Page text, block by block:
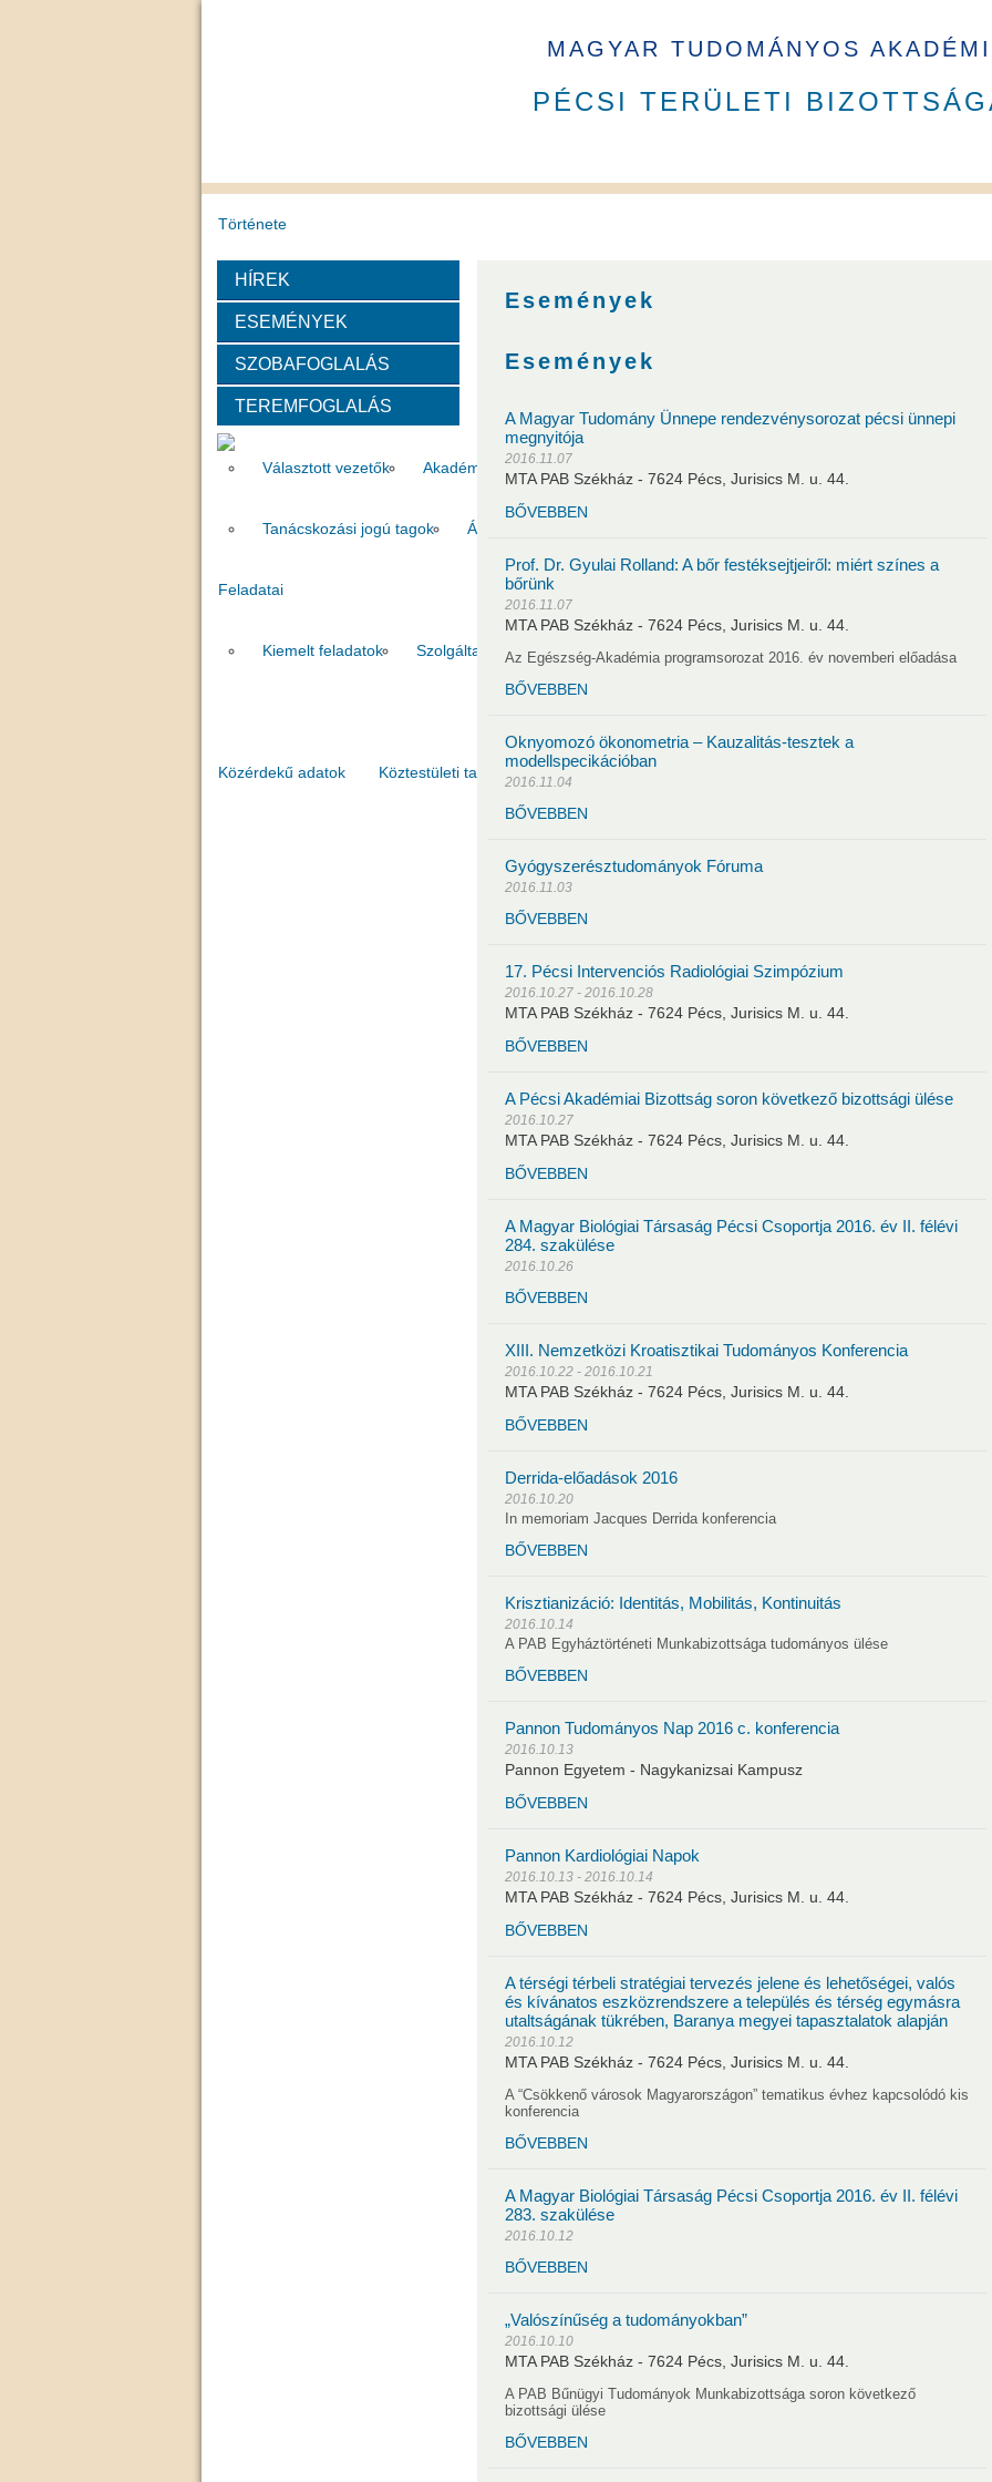
MAGYAR TUDOMÁNYOS
PÉCSI TERÜLETI
Története
A PAB mindenkori tisztségviselői
PAB Szakbizottságai és Munkabizottságai
Szervezeti felépítése
Választott vezetők Akadémikusok Nem akadémikus közgyűlési képviselők Szavazati jogú
Tanácskozási jogú tagok Állandó meghívottak
Feladatai
Kiemelt feladatok Szolgáltatások Pályázatok Konferencia anyagok
Közérdekű adatok Köztestületi tagok Kapcsolat
HÍREK
ESEMÉNYEK
SZOBAFOGLALÁS
TEREMFOGLALÁS
Események
Események
A Magyar Tudomány Ünnepe rendezvénysorozat pécsi ünnepi
megnyitója
2016.11.07
MTA PAB Székház - 7624 Pécs, Jurisics M. u. 44.
BŐVEBBEN
Prof. Dr. Gyulai Rolland: A bőr festéksejtjeiről: miért színes a
bőrünk
2016.11.07
MTA PAB Székház - 7624 Pécs, Jurisics M. u. 44.
Az Egészség-Akadémia programsorozat 2016. év novemberi előadása
BŐVEBBEN
Oknyomozó ökonometria – Kauzalitás-tesztek a
modellspecikációban
2016.11.04
BŐVEBBEN
Gyógyszerésztudományok Fóruma
2016.11.03
BŐVEBBEN
17. Pécsi Intervenciós Radiológiai Szimpózium
2016.10.27 - 2016.10.28
MTA PAB Székház - 7624 Pécs, Jurisics M. u. 44.
BŐVEBBEN
A Pécsi Akadémiai Bizottság soron következő bizottsági ülése
2016.10.27
MTA PAB Székház - 7624 Pécs, Jurisics M. u. 44.
BŐVEBBEN
A Magyar Biológiai Társaság Pécsi Csoportja 2016. év II. félévi
284. szakülése
2016.10.26
BŐVEBBEN
XIII. Nemzetközi Kroatisztikai Tudományos Konferencia
2016.10.22 - 2016.10.21
MTA PAB Székház - 7624 Pécs, Jurisics M. u. 44.
BŐVEBBEN
Derrida-előadások 2016
2016.10.20
In memoriam Jacques Derrida konferencia
BŐVEBBEN
Krisztianizáció: Identitás, Mobilitás, Kontinuitás
2016.10.14
A PAB Egyháztörténeti Munkabizottsága tudományos ülése
BŐVEBBEN
Pannon Tudományos Nap 2016 c. konferencia
2016.10.13
Pannon Egyetem - Nagykanizsai Kampusz
BŐVEBBEN
Pannon Kardiológiai Napok
2016.10.13 - 2016.10.14
MTA PAB Székház - 7624 Pécs, Jurisics M. u. 44.
BŐVEBBEN
A térségi térbeli stratégiai tervezés jelene és lehetőségei, valós
és kívánatos eszközrendszere a település és térség egymásra
utaltságának tükrében, Baranya megyei tapasztalatok alapján
2016.10.12
MTA PAB Székház - 7624 Pécs, Jurisics M. u. 44.
A “Csökkenő városok Magyarországon” tematikus évhez kapcsolódó kis
konferencia
BŐVEBBEN
A Magyar Biológiai Társaság Pécsi Csoportja 2016. év II. félévi
283. szakülése
2016.10.12
BŐVEBBEN
„Valószínűség a tudományokban”
2016.10.10
MTA PAB Székház - 7624 Pécs, Jurisics M. u. 44.
A PAB Bűnügyi Tudományok Munkabizottsága soron következő
bizottsági ülése
BŐVEBBEN